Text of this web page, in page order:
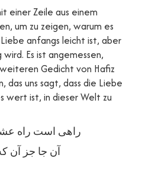
einer Zeile aus einem
um zu zeigen, warum es
anfangs leicht ist, aber
Es ist angemessen,
Gedicht von Hafiz
das uns sagt, dass die Liebe
wert ist, in dieser Welt zu
راهی است راه
آن جا جز آن